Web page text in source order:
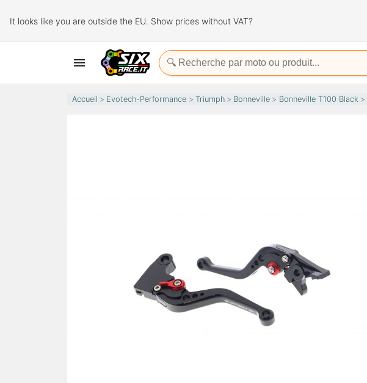
It looks like you are outside the EU. Show prices without VAT?

Accueil Evotech-Performance Triumph Bonneville Bonneville T100 Black